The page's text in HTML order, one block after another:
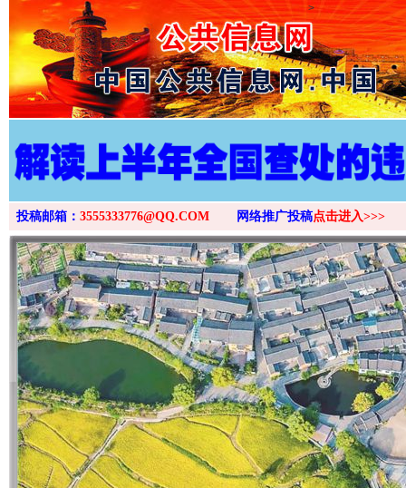
>
投稿邮箱： 3555333776@QQ.COM 网络推广投稿点击进入>>>